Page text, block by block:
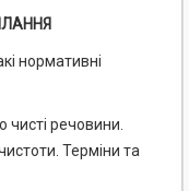
нормативні
речовини.
Терміни та